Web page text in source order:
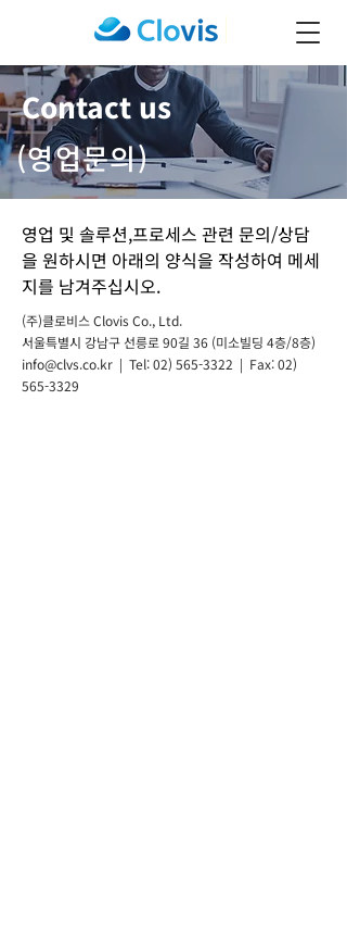
Contact us
(영업문의)
영업 및 솔루션,프로세스 관련 문의/상담
을 원하시면 아래의 양식을 작성하여 메세
지를 남겨주십시오.
(주)클로비스 Clovis Co., Ltd.
서울특별시 강남구 선릉로 90길 36 (미소빌딩 4층/8층)
info@clvs.co.kr | Tel:02) 565-3322 | Fax:02)
565-3329